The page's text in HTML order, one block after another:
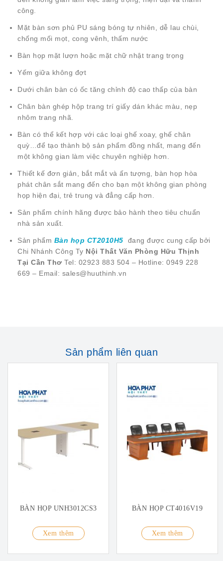
công.
Mặt bàn sơn phủ PU sáng bóng tự nhiên, dễ lau chùi,
chống mối mọt, cong vênh, thấm nước
Bàn họp mặt lượn hoặc mặt chữ nhật trang trọng
Yếm giữa không đợt
Dưới chân bàn có ốc tăng chỉnh độ cao thấp của bàn
Chân bàn ghép hộp trang trí giấy dán khác màu, nẹp
nhôm trang nhã.
Bàn có thể kết hợp với các loại ghế xoay, ghế chân
quỳ…để tạo thành bộ sản phẩm đồng nhất, mang đến
một không gian làm việc chuyên nghiệp hơn.
Thiết kế đơn giản, bắt mắt và ấn tượng, bàn họp hòa
phát chân sắt mang đến cho bạn một không gian phòng
họp hiện đại, trẻ trung và đẳng cấp hơn.
Sản phẩm chính hãng được bảo hành theo tiêu chuẩn
nhà sản xuất.
Sản phẩm Bàn họp CT2010H5 đang được cung cấp bởi
Chi Nhánh Công Ty Nội Thất Văn Phòng Hữu Thịnh
Tại Cần Thơ Tel: 02923 883 504 – Hotline: 0949 228
669 – Email: sales@huuthinh.vn
Sản phẩm liên quan
BÀN HỌP UNH3012CS3
Xem thêm
BÀN HỌP CT4016V19
Xem thêm